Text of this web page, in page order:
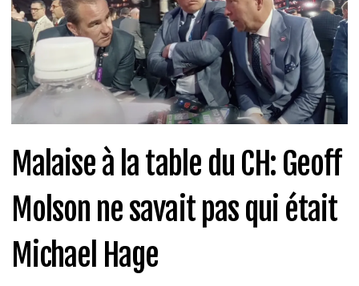
Malaise à la table du CH: Geoff
Molson ne savait pas qui était
Michael Hage